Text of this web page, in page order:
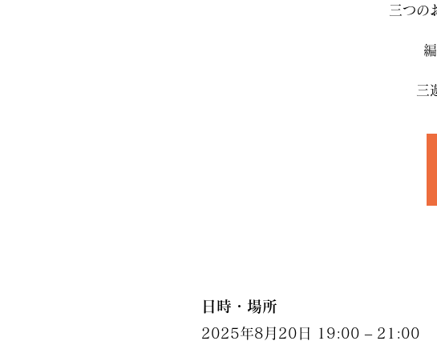
三つの
三
日時・場所
2025年8月20日 19:00 – 21:00